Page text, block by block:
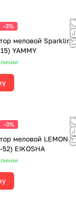
-3%
меловой Sparkling
YAMMY
-3%
меловой LEMON
52) EIKOSHA